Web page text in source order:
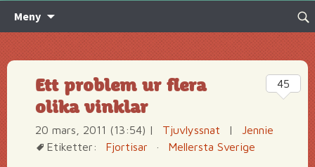
Meny
innehåll
Sök
Ett problem ur flera
olika vinklar
20 mars, 2011 (13:54) | Tjuvlyssnat |
Jennie
Etiketter:
Fjortisar · Mellersta Sverige
45